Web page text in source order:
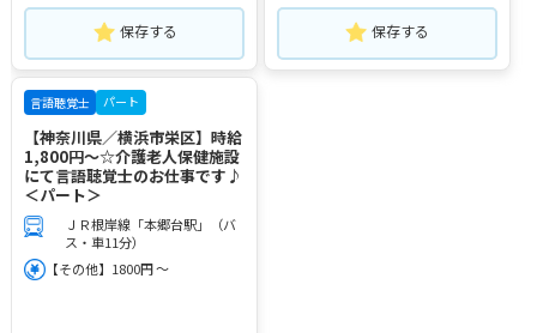
保存する 保存する
言語聴覚士 パート
【神奈川県／横浜市栄区】時給
1,800円～☆介護老人保健施設
にて言語聴覚士のお仕事です♪
＜パート＞
ＪＲ根岸線「本郷台駅」（バ
ス・車11分）
【その他】1800円 ～